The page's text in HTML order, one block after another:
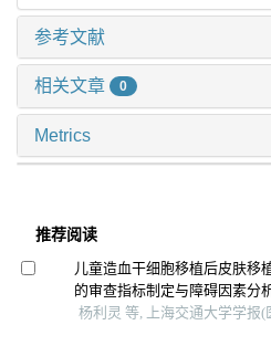
参考文献
相关文章 0
Metrics
推荐阅读
儿童造血干细胞移植后皮肤移
的审查指标制定与障碍因素分
杨利灵 等, 上海交通大学学报(